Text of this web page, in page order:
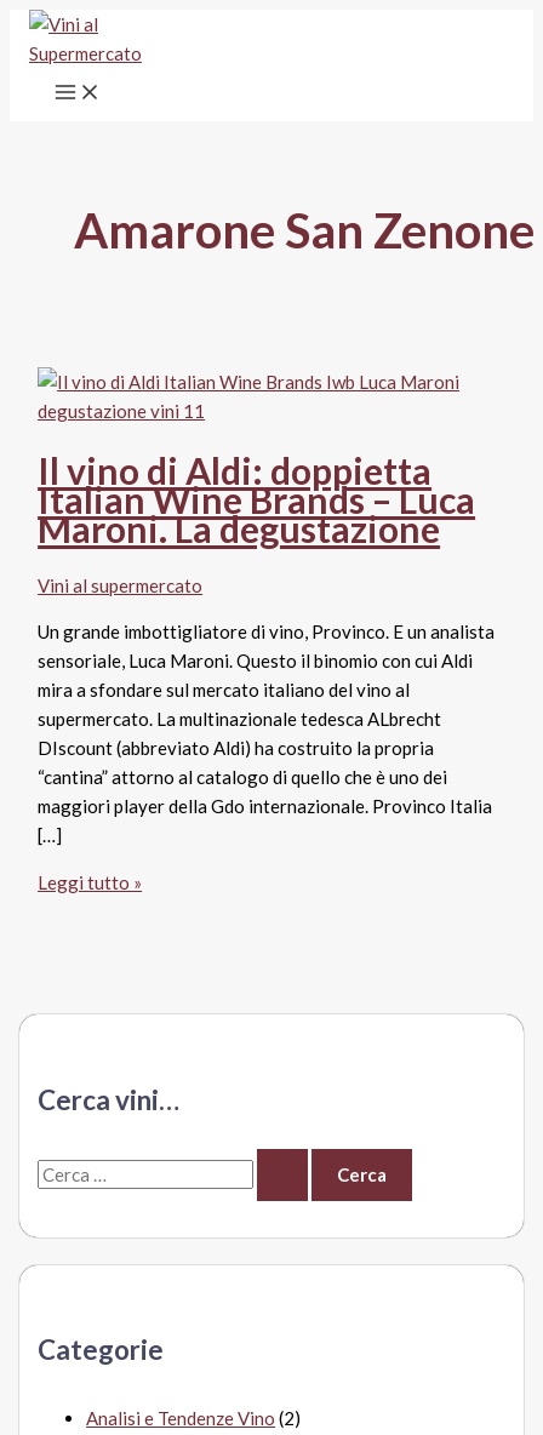
Vai
contenuto
Amarone San Zenone
Il vino di Aldi: doppietta
Italian Wine Brands – Luca
Maroni. La degustazione
Vini al supermercato
Un grande imbottigliatore di vino, Provinco. E un analista
sensoriale, Luca Maroni. Questo il binomio con cui Aldi
mira a sfondare sul mercato italiano del vino al
supermercato. La multinazionale tedesca ALbrecht
DIscount (abbreviato Aldi) ha costruito la propria
“cantina” attorno al catalogo di quello che è uno dei
maggiori player della Gdo internazionale. Provinco Italia
[…]
Il
Brands
–
Maroni.
Leggi tutto »
Cerca vini…
C
r
:Categorie
Analisi e Tendenze Vino (2)